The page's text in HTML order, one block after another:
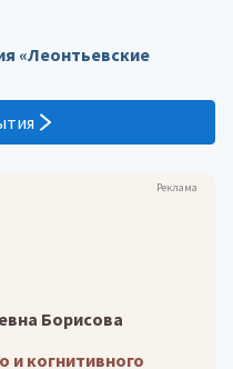
Реклама
Борисова
и когнитивного
«Леонтьевские